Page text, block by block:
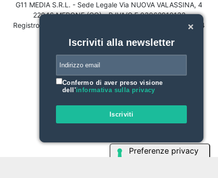
G11 MEDIA S.R.L. - Sede Legale Via NUOVA VALASSINA, 4
22046 MERONE (CO) - P.IVA/C.F.03062910132
Registro imprese di Como n. 03062910132 - REA n. 293834
Iscriviti alla newsletter
Confermo di aver preso visione
dell'informativa sulla privacy
Iscriviti